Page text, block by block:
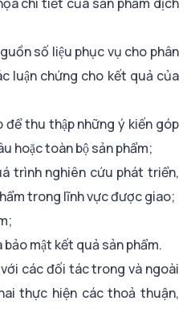
số liệu phục vụ cho phân
luận chứng cho kết quả của
để thu thập những ý kiến góp
hoặc toàn bộ sản phẩm;
trình nghiên cứu phát triển,
trong lĩnh vực được giao;
mật kết quả sản phẩm.
các đối tác trong và ngoài
thực hiện các thoả thuận,